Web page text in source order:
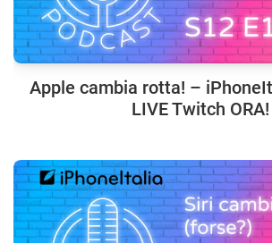
Apple cambia rotta! –
LIVE Twitch ORA!